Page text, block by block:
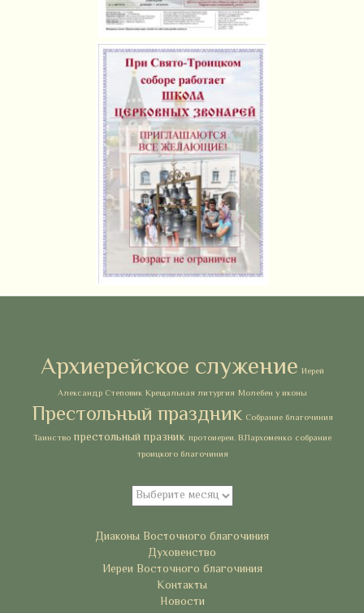
Архиерейское служение Иерей
Александр Степовик Крещальная литургия Молебен у иконы
Престольный праздник Собрание благочиния
Таинство престольный празник протоиереи. В.Пархоменко собрание
троицкого благочиния
Архивы
Диаконы Восточного благочиния
Духовенство
Иереи Восточного благочиния
Контакты
Новости